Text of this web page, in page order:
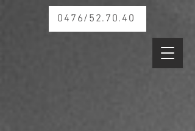
0476/52.70.40